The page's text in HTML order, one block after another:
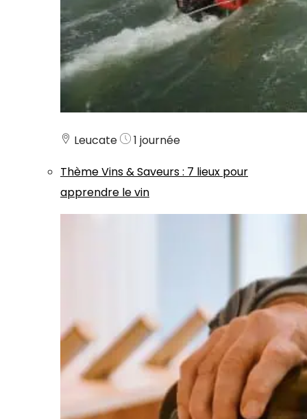
Leucate
1 journée
ThèmeVins & Saveurs: 7 lieux pour
apprendre le vin